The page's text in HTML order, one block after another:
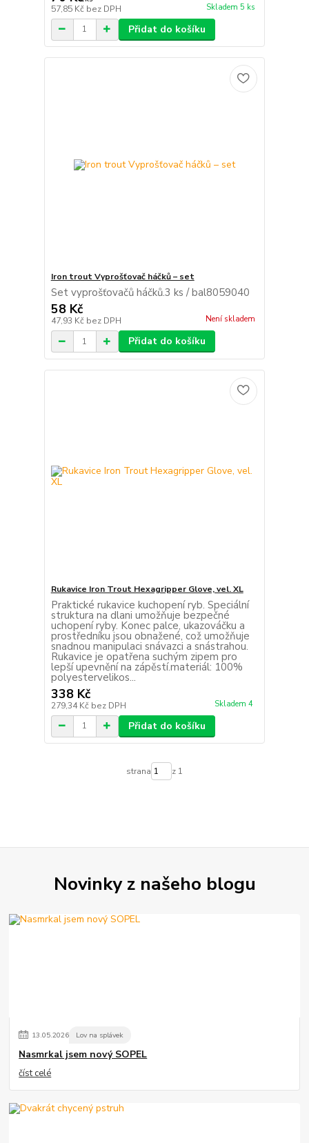
57,85 Kč bez DPH Skladem 5 ks
Přidat do košíku
Iron trout Vyprošťovač háčků – set
Set vyprošťovačů háčků.3 ks / bal8059040
58 Kč
47,93 Kč bez DPH Není skladem
Přidat do košíku
Rukavice Iron Trout Hexagripper Glove, vel. XL
Praktické rukavice kuchopení ryb. Speciální
struktura na dlani umožňuje bezpečné
uchopení ryby. Konec palce, ukazováčku a
prostředníku jsou obnažené, což umožňuje
snadnou manipulaci snávazci a snástrahou.
Rukavice je opatřena suchým zipem pro
lepší upevnění na zápěstí.materiál: 100%
polyestervelikos...
338 Kč
279,34 Kč bez DPH Skladem 4
Přidat do košíku
strana z 1
Novinky z našeho blogu
13.05.2026 Lov na splávek
Nasmrkal jsem nový SOPEL
číst celé